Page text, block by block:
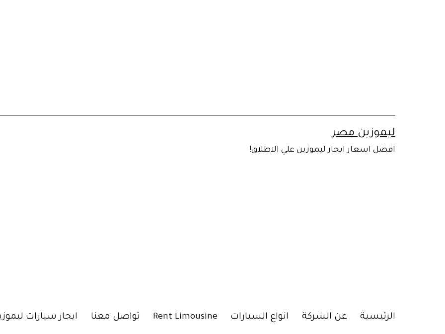
ليموزين مصر
افضل اسعار ايجار ليموزين علي الاطلاق!
الرئيسية عن الشركة انواع السيارات Rent Limousine تواصل معنا ايجار سيارات